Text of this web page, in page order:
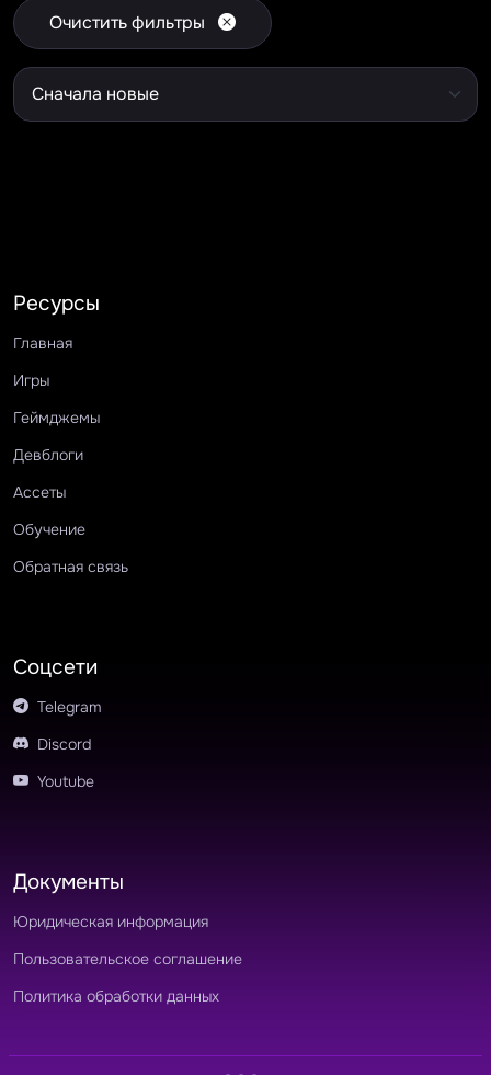
Очистить фильтры
Ресурсы
Главная
Игры
Геймджемы
Девблоги
Ассеты
Обучение
Обратная связь
Соцсети
Telegram
Discord
Youtube
Документы
Юридическая информация
Пользовательское соглашение
Политика обработки данных